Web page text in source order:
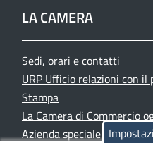
LA CAMERA
Sedi, orari e contatti
URP Ufficio relazioni con il
Stampa
La Camera di Commercio
Azienda speciale